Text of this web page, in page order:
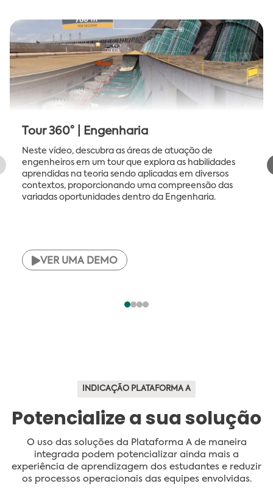
Tour 360° | Engenharia
Neste vídeo, descubra as áreas de atuação de
engenheiros em um tour que explora as habilidades
aprendidas na teoria sendo aplicadas em diversos
contextos, proporcionando uma compreensão das
variadas oportunidades dentro da Engenharia.
VER UMA DEMO
INDICAÇÃO PLATAFORMA A
Potencialize a sua solução
O uso das soluções da Plataforma A de maneira
integrada podem potencializar ainda mais a
experiência de aprendizagem dos estudantes e reduzir
os processos operacionais das equipes envolvidas.